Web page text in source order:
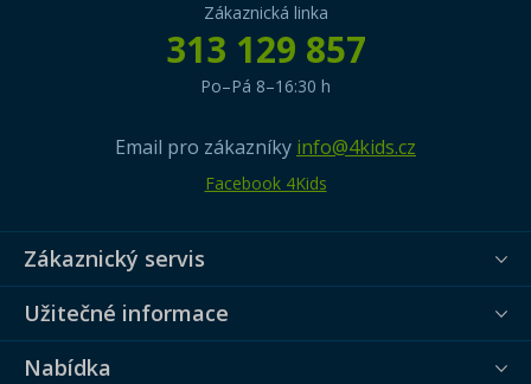
Zákaznická linka
313 129 857
Po–Pá 8–16:30 h
Email pro zákazníky info@4kids.cz
Facebook 4Kids
Zákaznický servis
Užitečné informace
Nabídka